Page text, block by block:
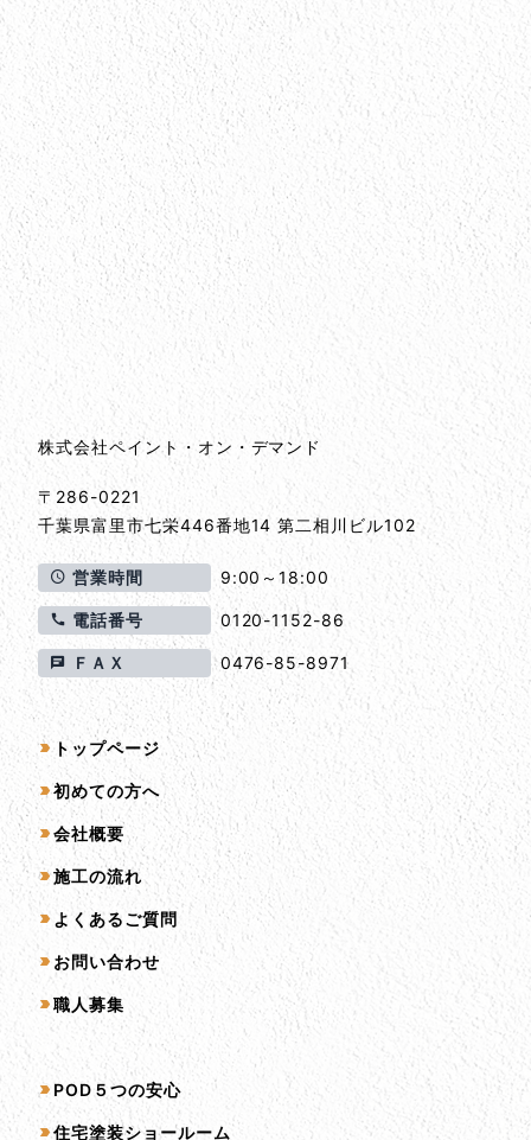
会社情報とサイトマップ
会社情報
株式会社ペイント・オン・デマンド
〒286-0221
千葉県富里市七栄446番地14 第二相川ビル102
営業時間 9:00～18:00
電話番号 0120-1152-86
ＦＡＸ 0476-85-8971
サイトマップ
トップページ
初めての方へ
会社概要
施工の流れ
よくあるご質問
お問い合わせ
職人募集
サービス一覧
POD５つの安心
住宅塗装ショールーム